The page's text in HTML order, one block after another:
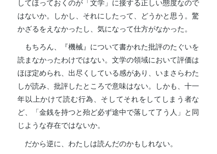
してほっておくのが「文学」に接する正しい態度なので
はないか。しかし、それにしたって、どうかと思う。驚
かざるをえなかったし、気になって仕方がなかった。
もちろん、『機械』について書かれた批評のたぐいを
読まなかったわけではない。文学の領域において評価は
ほぼ定められ、出尽くしている感があり、いまさらわた
しが読み、批評したところで意味はない。しかも、十一
年以上かけて読む行為、そしてそれをしてしまう者な
ど、「金銭を持つと殆ど必ず途中で落して了う人」と同
じような存在ではないか。
だから逆に、わたしは読んだのかもしれない。